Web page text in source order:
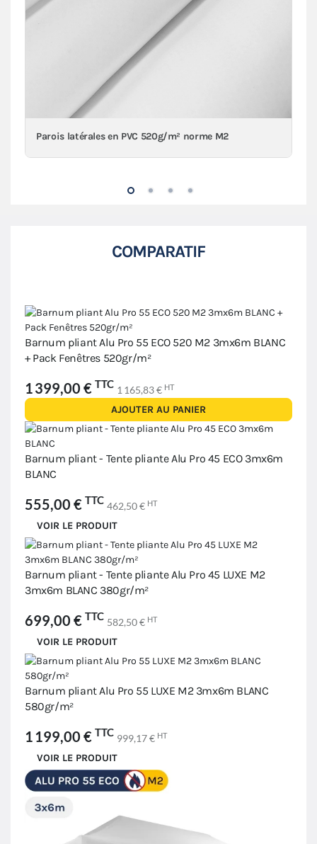
Parois latérales en PVC 520g/m² norme M2
COMPARATIF
Barnum pliant Alu Pro 55 ECO 520 M2 3mx6m BLANC
+ Pack Fenêtres 520gr/m²
1 399,00 € TTC 1 165,83 € HT
AJOUTER AU PANIER
Barnum pliant - Tente pliante Alu Pro 45 ECO 3mx6m
BLANC
555,00 € TTC 462,50 € HT
VOIR LE PRODUIT
Barnum pliant - Tente pliante Alu Pro 45 LUXE M2
3mx6m BLANC 380gr/m²
699,00 € TTC 582,50 € HT
VOIR LE PRODUIT
Barnum pliant Alu Pro 55 LUXE M2 3mx6m BLANC
580gr/m²
1 199,00 € TTC 999,17 € HT
VOIR LE PRODUIT